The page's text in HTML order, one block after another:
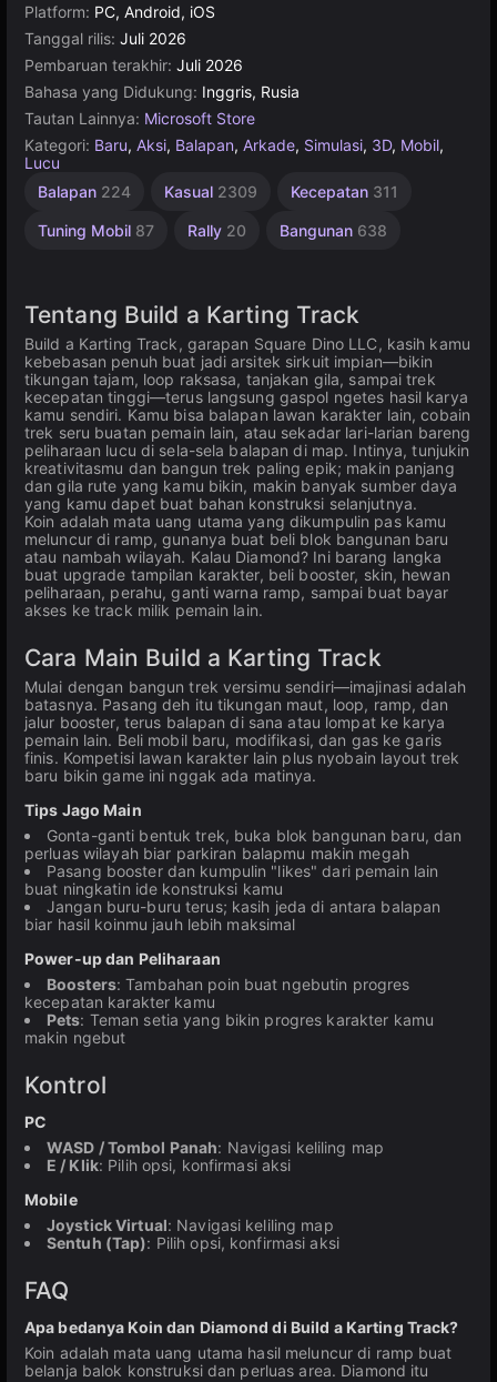
Platform: PC, Android, iOS
Tanggal rilis: Juli 2026
Pembaruan terakhir: Juli 2026
Bahasa yang Didukung: Inggris, Rusia
Tautan Lainnya: Microsoft Store
Kategori: Baru, Aksi, Balapan, Arkade, Simulasi, 3D, Mobil,
Lucu
Balapan 224 Kasual 2309 Kecepatan 311
Tuning Mobil 87 Rally 20 Bangunan 638
Mobil
144
Tentang Build a Karting Track
Build a Karting Track, garapan Square Dino LLC, kasih kamu
kebebasan penuh buat jadi arsitek sirkuit impian—bikin
tikungan tajam, loop raksasa, tanjakan gila, sampai trek
kecepatan tinggi—terus langsung gaspol ngetes hasil karya
kamu sendiri. Kamu bisa balapan lawan karakter lain, cobain
trek seru buatan pemain lain, atau sekadar lari-larian bareng
peliharaan lucu di sela-sela balapan di map. Intinya, tunjukin
kreativitasmu dan bangun trek paling epik; makin panjang
dan gila rute yang kamu bikin, makin banyak sumber daya
yang kamu dapet buat bahan konstruksi selanjutnya.
Koin adalah mata uang utama yang dikumpulin pas kamu
meluncur di ramp, gunanya buat beli blok bangunan baru
atau nambah wilayah. Kalau Diamond? Ini barang langka
buat upgrade tampilan karakter, beli booster, skin, hewan
peliharaan, perahu, ganti warna ramp, sampai buat bayar
akses ke track milik pemain lain.
Cara Main Build a Karting Track
Mulai dengan bangun trek versimu sendiri—imajinasi adalah
batasnya. Pasang deh itu tikungan maut, loop, ramp, dan
jalur booster, terus balapan di sana atau lompat ke karya
pemain lain. Beli mobil baru, modifikasi, dan gas ke garis
finis. Kompetisi lawan karakter lain plus nyobain layout trek
baru bikin game ini nggak ada matinya.
Tips Jago Main
Gonta-ganti bentuk trek, buka blok bangunan baru, dan
perluas wilayah biar parkiran balapmu makin megah
Pasang booster dan kumpulin "likes" dari pemain lain
buat ningkatin ide konstruksi kamu
Jangan buru-buru terus; kasih jeda di antara balapan
biar hasil koinmu jauh lebih maksimal
Power-up dan Peliharaan
Boosters: Tambahan poin buat ngebutin progres
kecepatan karakter kamu
Pets: Teman setia yang bikin progres karakter kamu
makin ngebut
Kontrol
PC
WASD / Tombol Panah: Navigasi keliling map
E / Klik: Pilih opsi, konfirmasi aksi
Mobile
Joystick Virtual: Navigasi keliling map
Sentuh (Tap): Pilih opsi, konfirmasi aksi
FAQ
Apa bedanya Koin dan Diamond di Build a Karting Track?
Koin adalah mata uang utama hasil meluncur di ramp buat
belanja balok konstruksi dan perluas area. Diamond itu